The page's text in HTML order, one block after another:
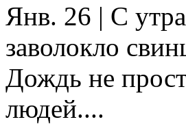
Янв. 26 | С
заволокло
Дождь не
людей....